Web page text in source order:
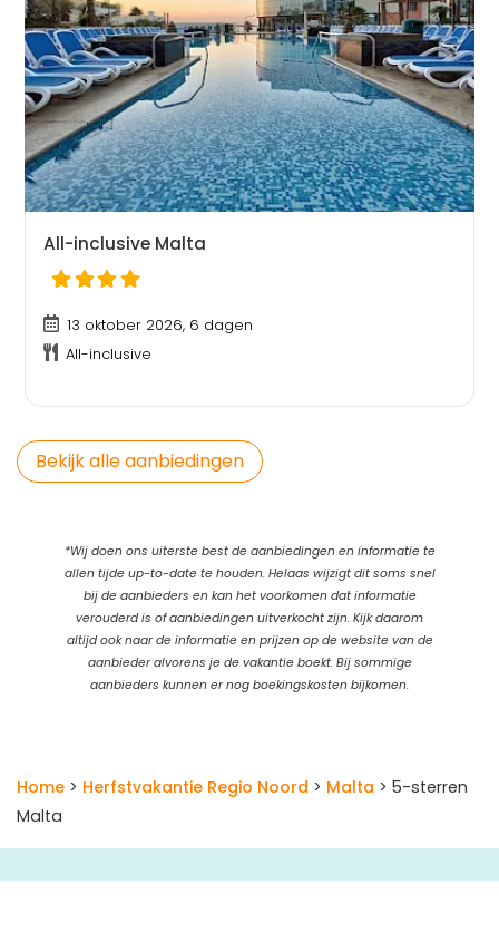
All-inclusive Malta
13 oktober 2026, 6 dagen
All-inclusive
Bekijk alle aanbiedingen
*Wij doen ons uiterste best de aanbiedingen en informatie te
allen tijde up-to-date te houden. Helaas wijzigt dit soms snel
bij de aanbieders en kan het voorkomen dat informatie
verouderd is of aanbiedingen uitverkocht zijn. Kijk daarom
altijd ook naar de informatie en prijzen op de website van de
aanbieder alvorens je de vakantie boekt. Bij sommige
aanbieders kunnen er nog boekingskosten bijkomen.
Home > Herfstvakantie Regio Noord > Malta > 5-sterren
Malta